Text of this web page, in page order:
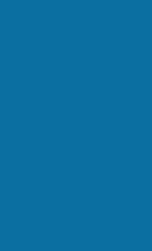
следует
стороны
Все
требует
класс НГ
Мостики